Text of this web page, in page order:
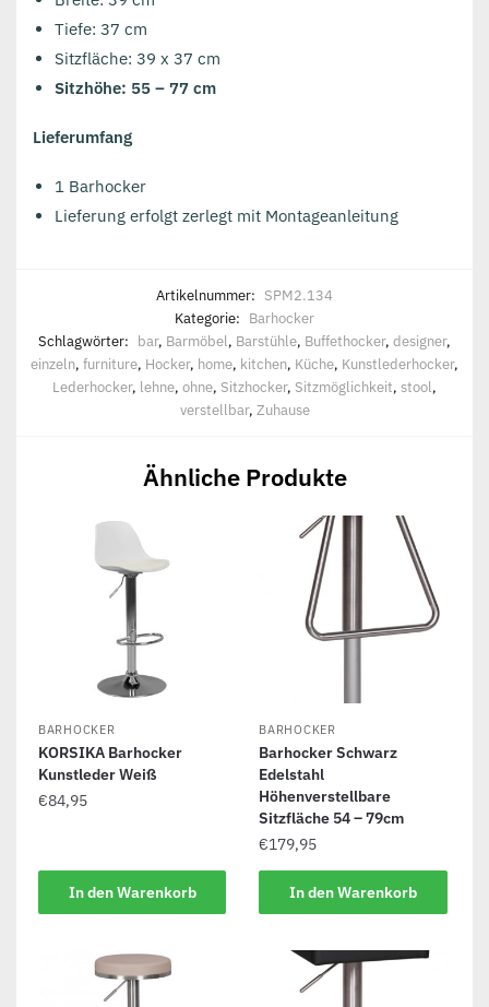
Tiefe: 37 cm
Sitzfläche: 39 x 37 cm
Sitzhöhe: 55 – 77 cm
Lieferumfang
1 Barhocker
Lieferung erfolgt zerlegt mit Montageanleitung
Artikelnummer: SPM2.134
Kategorie: Barhocker
Schlagwörter: bar, Barmöbel, Barstühle, Buffethocker, designer,
einzeln, furniture, Hocker, home, kitchen, Küche, Kunstlederhocker,
Lederhocker, lehne, ohne, Sitzhocker, Sitzmöglichkeit, stool,
verstellbar, Zuhause
Ähnliche Produkte
BARHOCKER
KORSIKA Barhocker
Kunstleder Weiß
€84,95
In den Warenkorb
BARHOCKER
Barhocker Schwarz
Edelstahl
Höhenverstellbare
Sitzfläche 54 – 79cm
€179,95
In den Warenkorb